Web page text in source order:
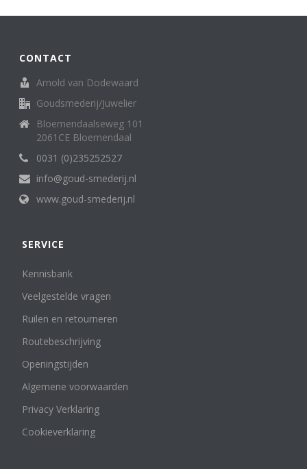
CONTACT
Arnold van Dodewaard
Goudsmederij/Juwelier
Bloemendaalseweg 101
2061CE Bloemendaal
0031 (0)235252527
info@goud-smederij.nl
www.goud-smederij.nl
SERVICE
Kennisbank
Veelgestelde vragen
Ruilen en retourneren
Routebeschrijving
Openingstijden
Algemene voorwaarden
Privacy Verklaring
Cookieverklaring